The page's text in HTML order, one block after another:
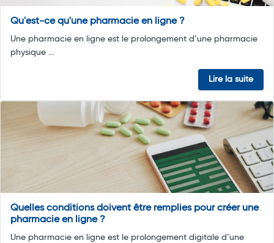
Qu'est-ce qu'une pharmacie en ligne ?
Une pharmacie en ligne est le prolongement d’une pharmacie
physique ...
Lire la suite
Quelles conditions doivent être remplies pour créer une
pharmacie en ligne ?
Une pharmacie en ligne est le prolongement digitale d’une